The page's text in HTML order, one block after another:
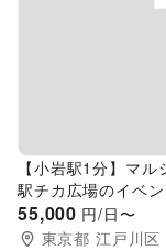
Previous
【小岩駅1分】マ
駅チカ広場のイベ
55,000 円/日〜
東京都 江戸川区